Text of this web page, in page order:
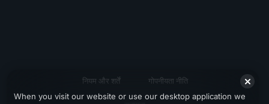
नियम और शर्तें गोपनीयता नीति
When you visit our website or use our desktop application we